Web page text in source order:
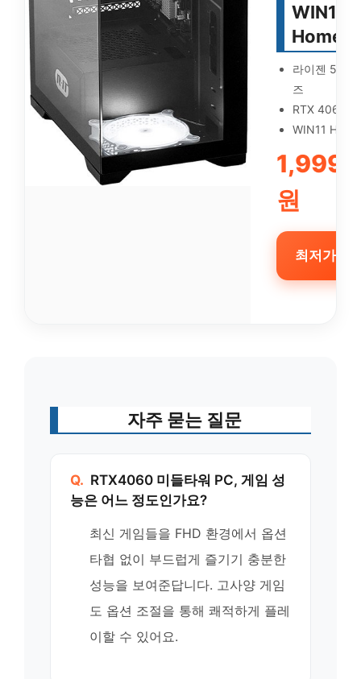
WIN11
Home
라이젠 5
즈
RTX 4060
WIN11
원
최저가 확
자주 묻는 질문
Q. RTX4060 미들타워 PC, 게임 성
능은 어느 정도인가요?
최신 게임들을 FHD 환경에서 옵션
타협 없이 부드럽게 즐기기 충분한
성능을 보여준답니다. 고사양 게임
도 옵션 조절을 통해 쾌적하게 플레
이할 수 있어요.